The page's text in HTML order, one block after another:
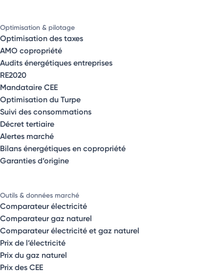
Optimisation & pilotage
Optimisation des taxes
AMO copropriété
Audits énergétiques entreprises
RE2020
Mandataire CEE
Optimisation du Turpe
Suivi des consommations
Décret tertiaire
Alertes marché
Bilans énergétiques en copropriété
Garanties d’origine
Outils & données marché
Comparateur électricité
Comparateur gaz naturel
Comparateur électricité et gaz naturel
Prix de l’électricité
Prix du gaz naturel
Prix des CEE